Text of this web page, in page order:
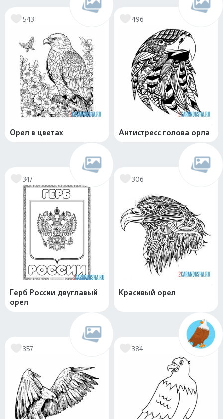
543
Орел в цветах
496
Антистресс голова орла
347
Герб России двуглавый
орел
306
Красивый орел
357 384